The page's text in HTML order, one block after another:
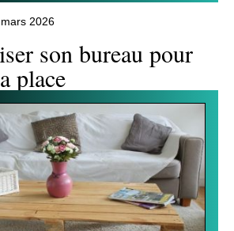
mars 2026
son bureau pour
place